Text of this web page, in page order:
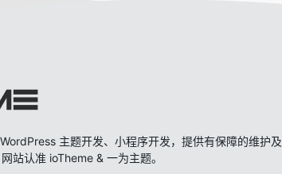
主题开发、小程序开发，提供有保障的维护及
站认准 ioTheme & 一为主题。